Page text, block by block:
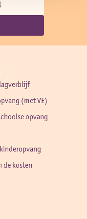
(met VE)
opvang
de kosten